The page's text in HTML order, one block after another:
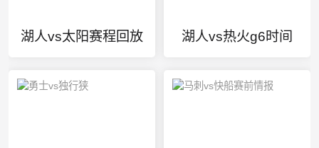
湖人vs太阳赛程回放 湖人vs热火g6时间